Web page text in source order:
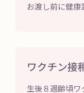
お渡し前に健
ワクチン接
生後８週齢頃